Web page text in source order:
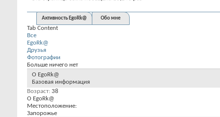
Активность EgoRk@ Обо мне
Tab Content
Все
EgoRk@
Друзья
Фотографии
Больше ничего нет
О EgoRk@
Базовая информация
Возраст 38
О EgoRk@
Местоположение:
Запорожье